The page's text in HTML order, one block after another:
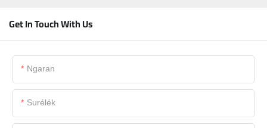
Get In Touch With Us
Ngaran
Surélék